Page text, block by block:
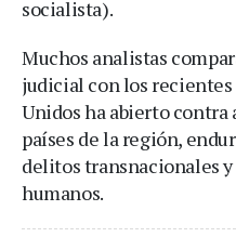
socialista).
Muchos analistas
judicial con los
Unidos ha abierto contra
países de la región,
delitos transnacionales
humanos.